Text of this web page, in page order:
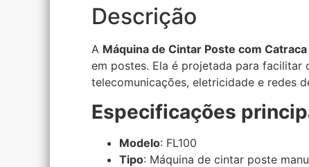
Descrição
A Máquina de Cintar Poste com Catraca
em postes. Ela é projetada para
telecomunicações, eletricidade e redes
Especificações
Modelo: FL100
Tipo: Máquina de cintar poste